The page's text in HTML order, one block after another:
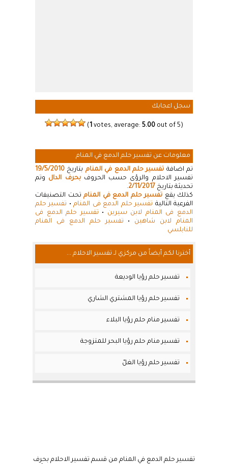
سجل اعجابك
( 1 votes, average: 5.00 out of 5)
معلومات عن تفسير حلم الدمع في المنام
تم اضافة تفسير حلم الدمع في المنام بتاريخ 19/5/2010
تفسير الاحلام والرؤى حسب الحروفبحرف الدال وتم
تحديثة بتاريخ 2/11/2017
.
كذلك يقع تفسير حلم الدمع في المنام تحت التصنيفات
الفرعية التالية تفسير حلم الدمع فى المنام• تفسير حلم
الدمع فى المنام لابن سيرين • تفسير حلم الدمع فى
المنام لابن شاهين • تفسير حلم الدمع فى المنام
للنابلسي
أخترنا لكم أيضاً من مركزي لـ تفسير الاحلام ...
تفسير حلم رؤيا الوديعة
تفسير حلم رؤيا المشتري الشاري
تفسير منام حلم رؤيا البلاء
تفسير منام حلم رؤيا البحر للمتزوجة
تفسير حلم رؤيا الغلّ
تفسير حلم الدمع في المنام من قسم تفسير الاحلام بحرف